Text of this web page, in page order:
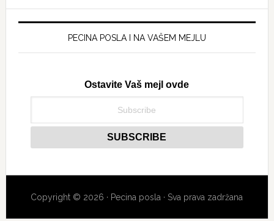
PECINA POSLA I NA VAŠEM MEJLU
Ostavite Vaš mejl ovde
Copyright © 2026 · Pecina posla · Sva prava zadržana